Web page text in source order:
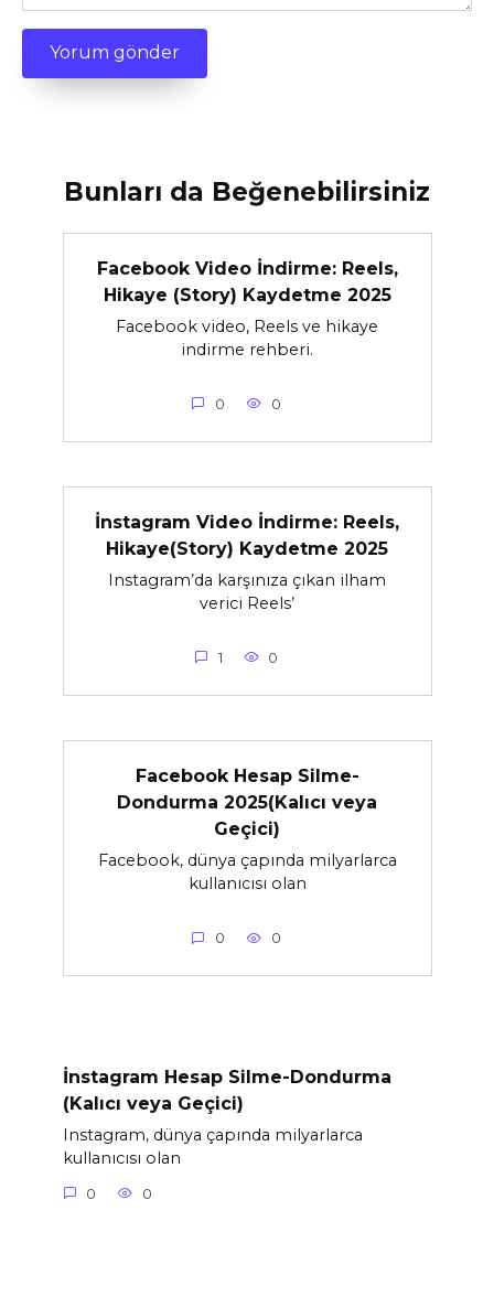
Bunları da Beğenebilirsiniz
Facebook Video İndirme: Reels,
Hikaye (Story) Kaydetme 2025
Facebook video, Reels ve hikaye
indirme rehberi.
0 0
İnstagram Video İndirme: Reels,
Hikaye(Story) Kaydetme 2025
Instagram’da karşınıza çıkan ilham
verici Reels’
1 0
Facebook Hesap Silme-
Dondurma 2025(Kalıcı veya
Geçici)
Facebook, dünya çapında milyarlarca
kullanıcısı olan
0 0
İnstagram Hesap Silme-Dondurma
(Kalıcı veya Geçici)
Instagram, dünya çapında milyarlarca
kullanıcısı olan
0 0